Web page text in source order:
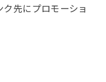
先にプロモーショ